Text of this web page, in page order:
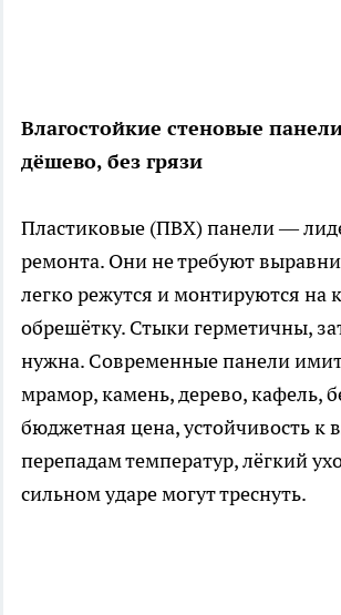
Влагостойкие стеновые
дёшево, без грязи
Пластиковые (ПВХ) панели —
ремонта. Они не требуют
легко режутся и монтируются на
обрешётку. Стыки герметичны,
нужна. Современные панели
мрамор, камень, дерево, кафель,
бюджетная цена, устойчивость к
перепадам температур, лёгкий
сильном ударе могут треснуть.